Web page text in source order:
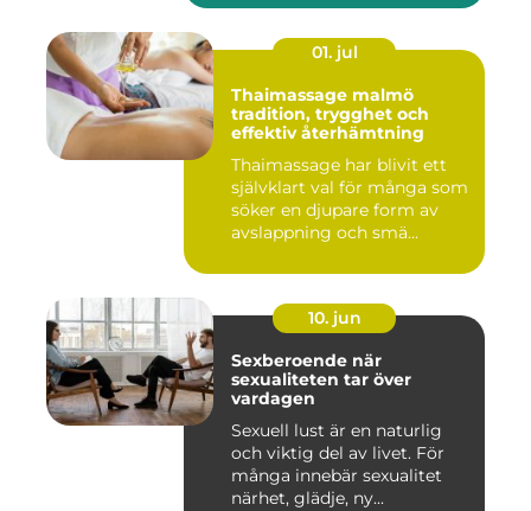
01. jul
Thaimassage malmö
tradition, trygghet och
effektiv återhämtning
Thaimassage har blivit ett
självklart val för många som
söker en djupare form av
avslappning och smä...
10. jun
Sexberoende när
sexualiteten tar över
vardagen
Sexuell lust är en naturlig
och viktig del av livet. För
många innebär sexualitet
närhet, glädje, ny...